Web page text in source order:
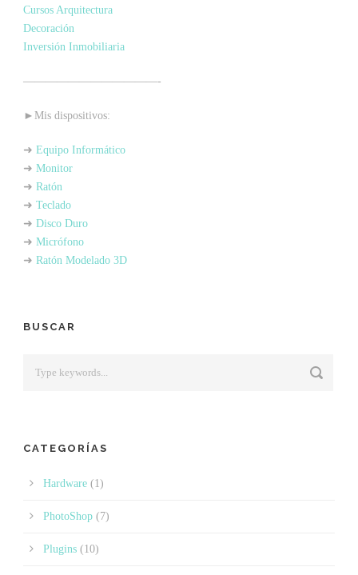
Cursos Arquitectura
Decoración
Inversión Inmobiliaria
————————————-
►Mis dispositivos:
➜ Equipo Informático
➜ Monitor
➜ Ratón
➜ Teclado
➜ Disco Duro
➜ Micrófono
➜ Ratón Modelado 3D
BUSCAR
CATEGORÍAS
Hardware (1)
PhotoShop (7)
Plugins (10)